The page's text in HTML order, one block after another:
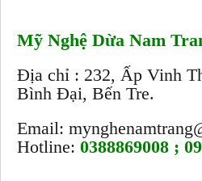
Mỹ Nghệ Dừa Nam
Địa chỉ : 232, Ấp Vinh
Bình Đại, Bến Tre.
Email:
Hotline: 0388869008 ;